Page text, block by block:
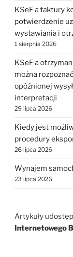
KSeF a faktury
potwierdzenie
wystawiania i
1 sierpnia 2026
KSeF a
można
opóźnionej
interpretacji
29 lipca 2026
Kiedy jest
procedury
26 lipca 2026
Wynajem
23 lipca 2026
Artykuły
Internetowego